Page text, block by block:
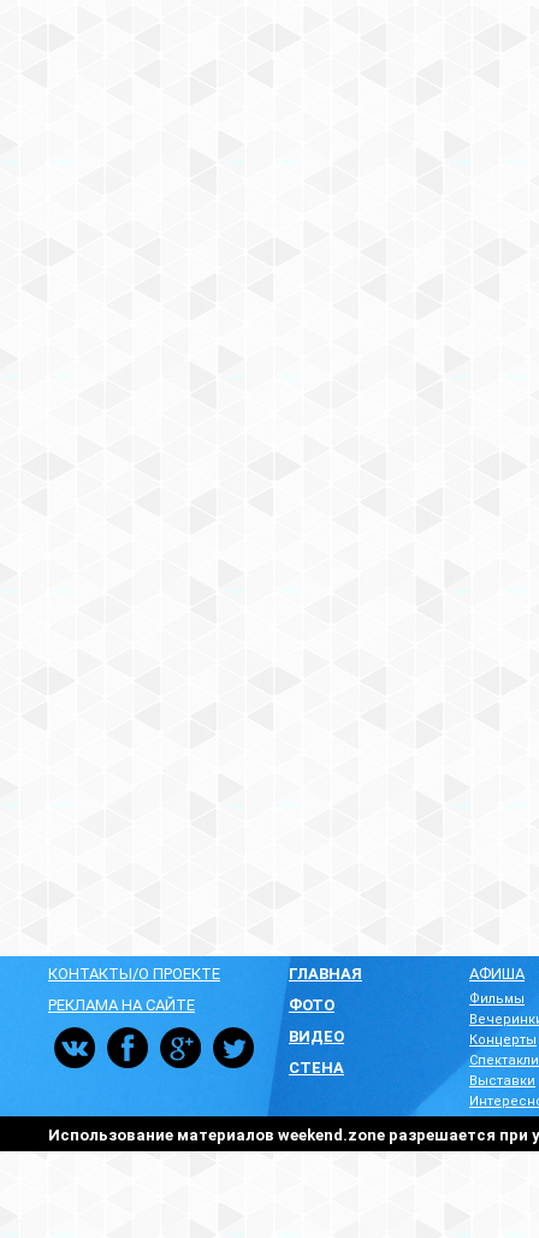
КОНТАКТЫ/О ПРОЕКТЕ
РЕКЛАМА НА САЙТЕ
ГЛАВНАЯ
ФОТО
ВИДЕО
СТЕНА
АФИША
Фильмы
Концерты
Спектакли
Выставки
Использование материалов weekend.zone разрешается